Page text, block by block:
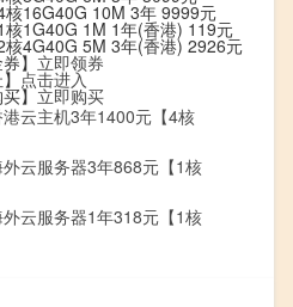
核16G40G 10M 3年 9999元
核1G40G 1M 1年(香港) 119元
2核4G40G 5M 3年(香港) 2926元
】 立即领券
点击进入
买】立即购买
云主机3年1400元【4核
云服务器3年868元【1核
云服务器1年318元【1核